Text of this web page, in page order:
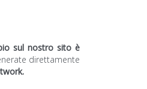
sul nostro sito è
direttamente